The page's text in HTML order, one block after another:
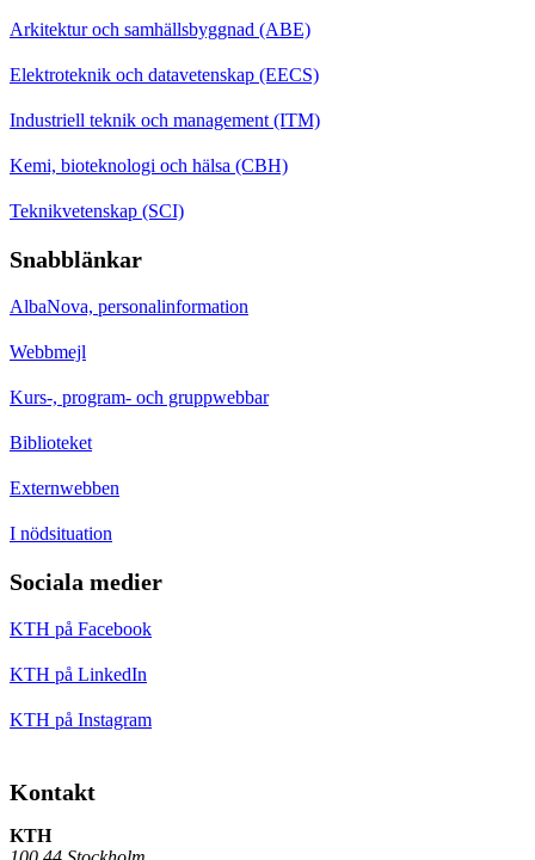
Arkitektur och samhällsbyggnad (ABE)
Elektroteknik och datavetenskap (EECS)
Industriell teknik och management (ITM)
Kemi, bioteknologi och hälsa (CBH)
Teknikvetenskap (SCI)
Snabblänkar
AlbaNova, personalinformation
Webbmejl
Kurs-, program- och gruppwebbar
Biblioteket
Externwebben
I nödsituation
Sociala medier
KTH på Facebook
KTH på LinkedIn
KTH på Instagram
Kontakt
KTH